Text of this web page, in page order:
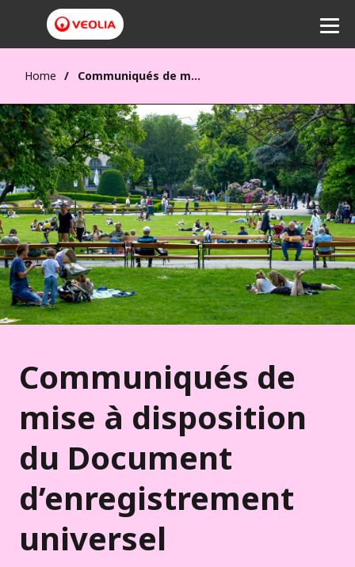
Home Communiqués de mise à disposition du Document d’enregistrement universel
Communiqués de
mise à disposition
du Document
d’enregistrement
universel